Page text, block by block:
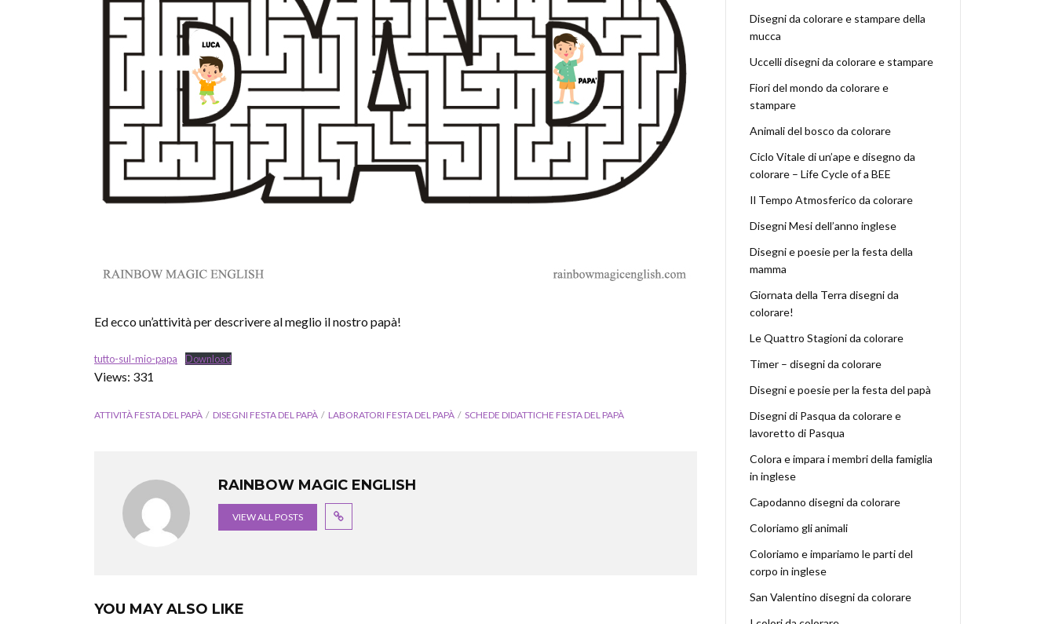
Ed ecco un’attività per descrivere al meglio il nostro papà!
tutto-sul-mio-papa Download
Views: 331
ATTIVITÀ FESTA DEL PAPÀ DISEGNI FESTA DEL PAPÀ LABORATORI FESTA DEL PAPÀ SCHEDE DIDATTICHE FESTA DEL PAPÀ
RAINBOW MAGIC ENGLISH
VIEW ALL POSTS
YOU MAY ALSO LIKE
Disegni da colorare e stampare della
mucca
Uccelli disegni da colorare e stampare
Fiori del mondo da colorare e
stampare
Animali del bosco da colorare
Ciclo Vitale di un’ape e disegno da
colorare – Life Cycle of a BEE
Il Tempo Atmosferico da colorare
Disegni Mesi dell’anno inglese
Disegni e poesie per la festa della
mamma
Giornata della Terra disegni da
colorare!
Le Quattro Stagioni da colorare
Timer – disegni da colorare
Disegni e poesie per la festa del papà
Disegni di Pasqua da colorare e
lavoretto di Pasqua
Colora e impara i membri della famiglia
in inglese
Capodanno disegni da colorare
Coloriamo gli animali
Coloriamo e impariamo le parti del
corpo in inglese
San Valentino disegni da colorare